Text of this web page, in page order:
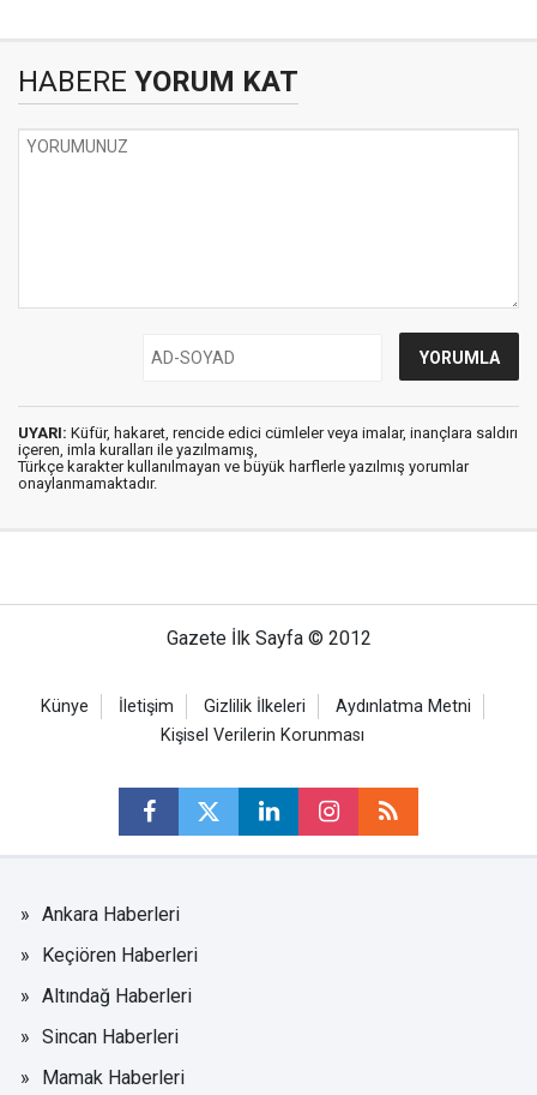
HABERE YORUM KAT
UYARI: Küfür, hakaret, rencide edici cümleler veya imalar, inançlara saldırı
içeren, imla kuralları ile yazılmamış,
Türkçe karakter kullanılmayan ve büyük harflerle yazılmış yorumlar
onaylanmamaktadır.
Gazete İlk Sayfa © 2012
Künye İletişim Gizlilik İlkeleri
Aydınlatma Metni
Kişisel Verilerin Korunması
Ankara Haberleri
Keçiören Haberleri
Altındağ Haberleri
Sincan Haberleri
Mamak Haberleri